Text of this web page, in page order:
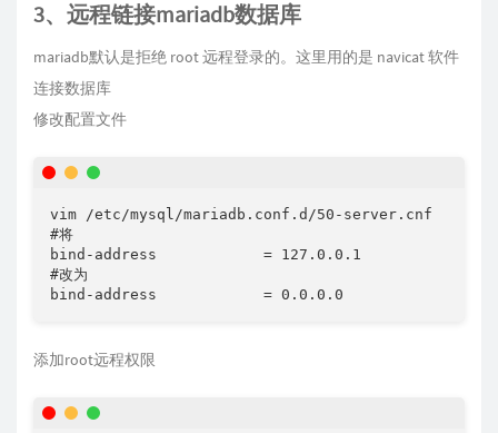
3、远程链接mariadb数据库
mariadb默认是拒绝 root 远程登录的。这里用的是 navicat 软件
连接数据库
修改配置文件
vim /etc/mysql/mariadb.conf.d/50-server.cnf
#将
bind-address            = 127.0.0.1
#改为
bind-address            = 0.0.0.0
添加root远程权限